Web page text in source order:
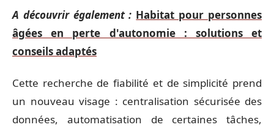
A découvrir également : Habitat pour personnes
âgées en perte d'autonomie : solutions et
conseils adaptés
Cette recherche de fiabilité et de simplicité prend
un nouveau visage : centralisation sécurisée des
données, automatisation de certaines tâches,